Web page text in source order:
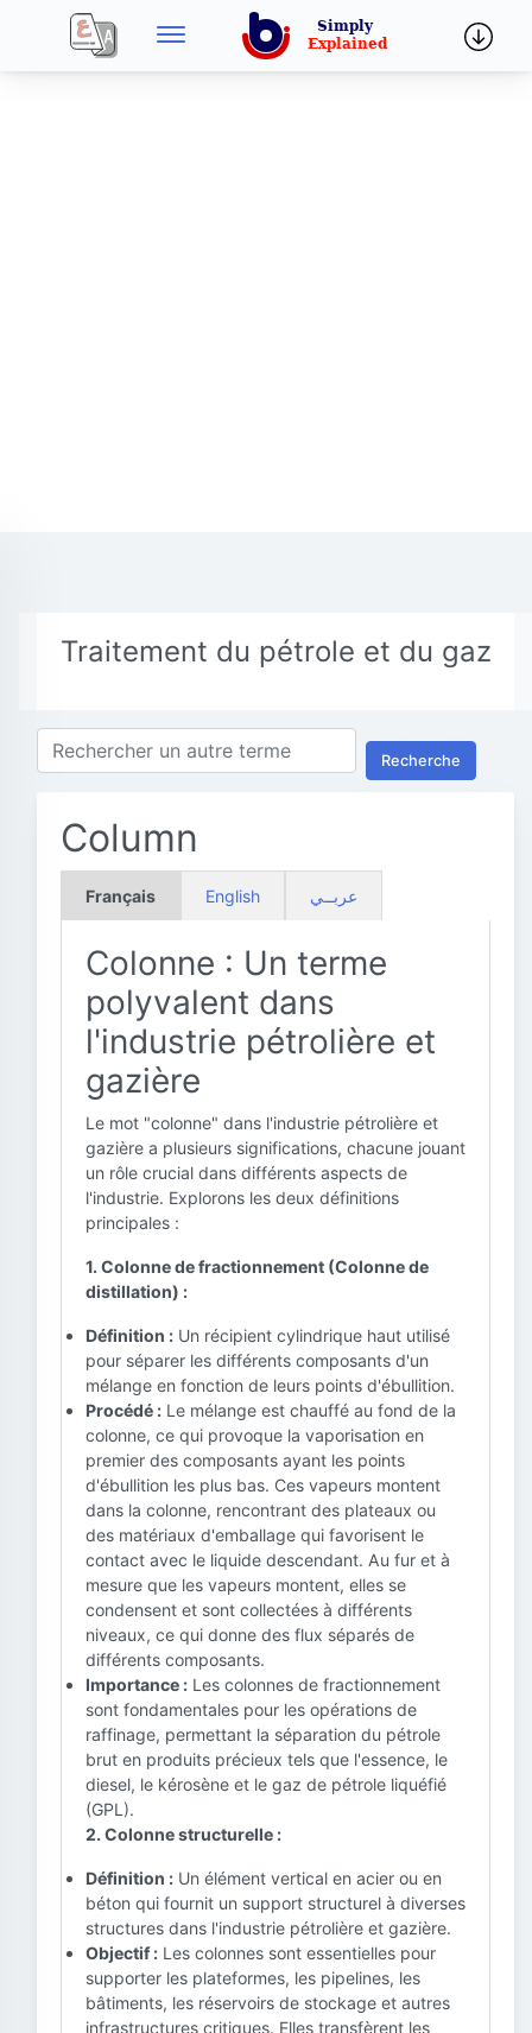
Traitement du pétrole et du gaz
Recherche
Column
Français English عربــي
Colonne : Un terme
polyvalent dans
l'industrie pétrolière et
gazière
Le mot "colonne" dans l'industrie pétrolière et
gazière a plusieurs significations, chacune jouant
un rôle crucial dans différents aspects de
l'industrie. Explorons les deux définitions
principales :
1. Colonne de fractionnement (Colonne de
distillation) :
Définition : Un récipient cylindrique haut utilisé
pour séparer les différents composants d'un
mélange en fonction de leurs points d'ébullition.
Procédé : Le mélange est chauffé au fond de la
colonne, ce qui provoque la vaporisation en
premier des composants ayant les points
d'ébullition les plus bas. Ces vapeurs montent
dans la colonne, rencontrant des plateaux ou
des matériaux d'emballage qui favorisent le
contact avec le liquide descendant. Au fur et à
mesure que les vapeurs montent, elles se
condensent et sont collectées à différents
niveaux, ce qui donne des flux séparés de
différents composants.
Importance : Les colonnes de fractionnement
sont fondamentales pour les opérations de
raffinage, permettant la séparation du pétrole
brut en produits précieux tels que l'essence, le
diesel, le kérosène et le gaz de pétrole liquéfié
(GPL).
2. Colonne structurelle :
Définition : Un élément vertical en acier ou en
béton qui fournit un support structurel à diverses
structures dans l'industrie pétrolière et gazière.
Objectif : Les colonnes sont essentielles pour
supporter les plateformes, les pipelines, les
bâtiments, les réservoirs de stockage et autres
infrastructures critiques. Elles transfèrent les